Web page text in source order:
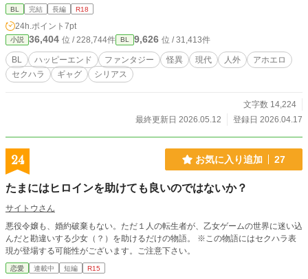
BL 完結 長編 R18
24h.ポイント 7pt
小説 36,404 位 / 228,744件 BL 9,626 位 / 31,413件
BL ハッピーエンド ファンタジー 怪異 現代 人外
アホエロ
セクハラ
ギャグ シリアス
文字数 14,224
最終更新日 2026.05.12
登録日 2026.04.17
24 お気に入り追加 27
たまにはヒロインを助けても良いのではないか？
サイトウさん
悪役令嬢も、婚約破棄もない。ただ１人の転生者が、乙女ゲームの世界に迷い込
んだと勘違いする少女（？）を助けるだけの物語。 ※この物語にはセクハラ表
現が登場する可能性がございます。ご注意下さい。
恋愛 連載中 短編 R15